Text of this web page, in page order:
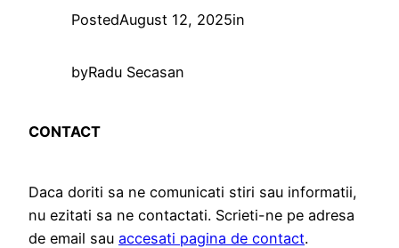
PostedAugust 12, 2025in
byRadu Secasan
CONTACT
Daca doriti sa ne comunicati stiri sau informatii,
nu ezitati sa ne contactati. Scrieti-ne pe adresa
de email sau accesati pagina de contact.